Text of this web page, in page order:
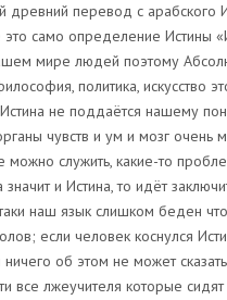
древний перевод с арабского
само определение Истины
мире людей поэтому
политика, искусство
не поддаётся нашему
чувств и ум и мозг очень
можно служить, какие-то
и Истина, то идёт
наш язык слишком беден
если человек коснулся
ничего об этом не может
все лжеучителя которые